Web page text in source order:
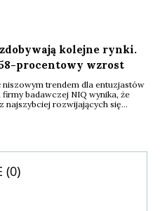
kolejne rynki.
procentowy wzrost
niszowym trendem dla entuzjastów
badawczej NIQ wynika, że
najszybciej rozwijających się
(0)